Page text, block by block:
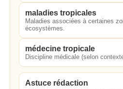
maladies tropicales
Maladies associées à certaines
écosystèmes.
médecine tropicale
Discipline médicale (selon
Astuce rédaction